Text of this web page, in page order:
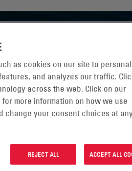
as cookies on our site to
and analyzes our traffic.
across the web. Click on our
more information on how we use
change your consent choices at
REJECT ALL ACCEPT ALL